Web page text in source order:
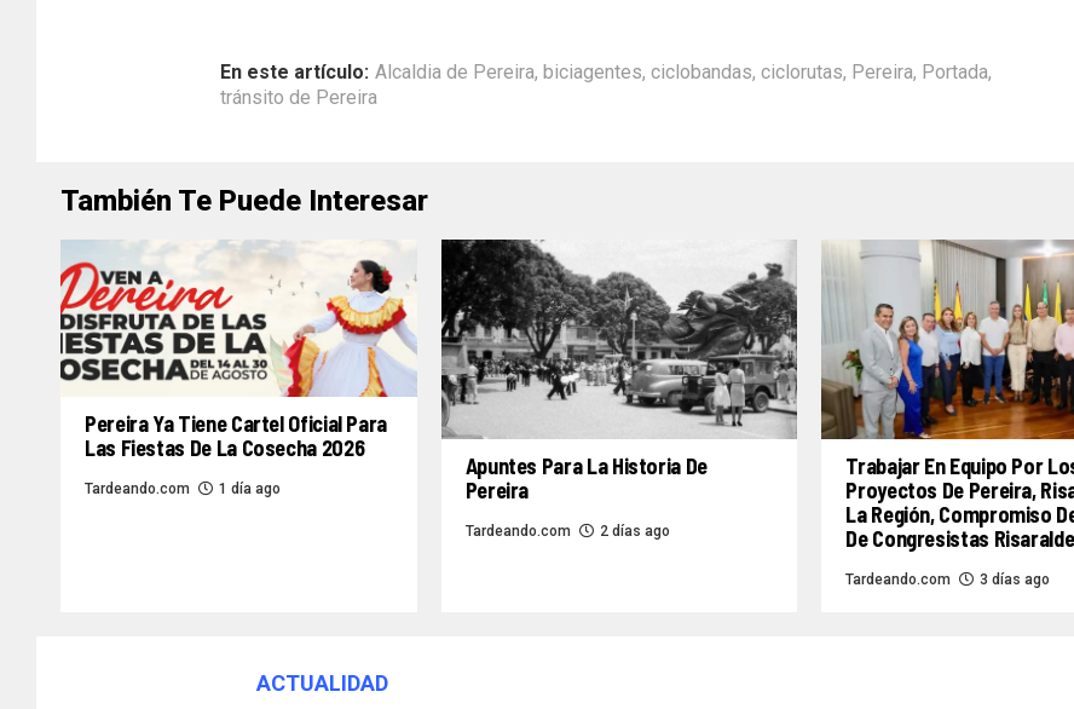
En este artículo: Alcaldia de Pereira, biciagentes, ciclobandas, ciclorutas, Pereira, Portada,
tránsito de Pereira
También Te Puede Interesar
Pereira Ya Tiene Cartel Oficial Para
Las Fiestas De La Cosecha 2026
Tardeando.com 1 día ago
Apuntes Para La Historia De
Pereira
Tardeando.com 2 días ago
Trabajar En Equipo Por
Proyectos De Pereira,
La Región, Compromiso
De Congresistas
Tardeando.com 3 días ago
ACTUALIDAD